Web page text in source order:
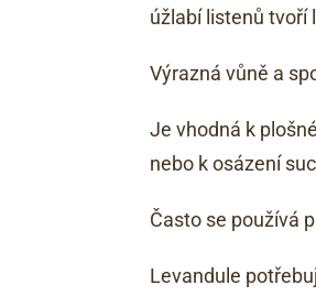
úžlabí listenů tvoří
Výrazná vůně a
Je vhodná k
nebo k osázení
Často se používá
Levandule